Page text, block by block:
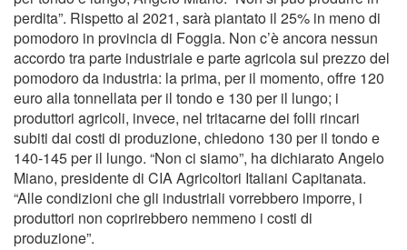
perdita”. Rispetto al 2021, sarà piantato il 25% in meno di
pomodoro in provincia di Foggia. Non c’è ancora nessun
accordo tra parte industriale e parte agricola sul prezzo del
pomodoro da industria: la prima, per il momento, offre 120
euro alla tonnellata per il tondo e 130 per il lungo; i
produttori agricoli, invece, nel tritacarne dei folli rincari
subiti dai costi di produzione, chiedono 130 per il tondo e
140-145 per il lungo. “Non ci siamo”, ha dichiarato Angelo
Miano, presidente di CIA Agricoltori Italiani Capitanata.
“Alle condizioni che gli industriali vorrebbero imporre, i
produttori non coprirebbero nemmeno i costi di
produzione”.